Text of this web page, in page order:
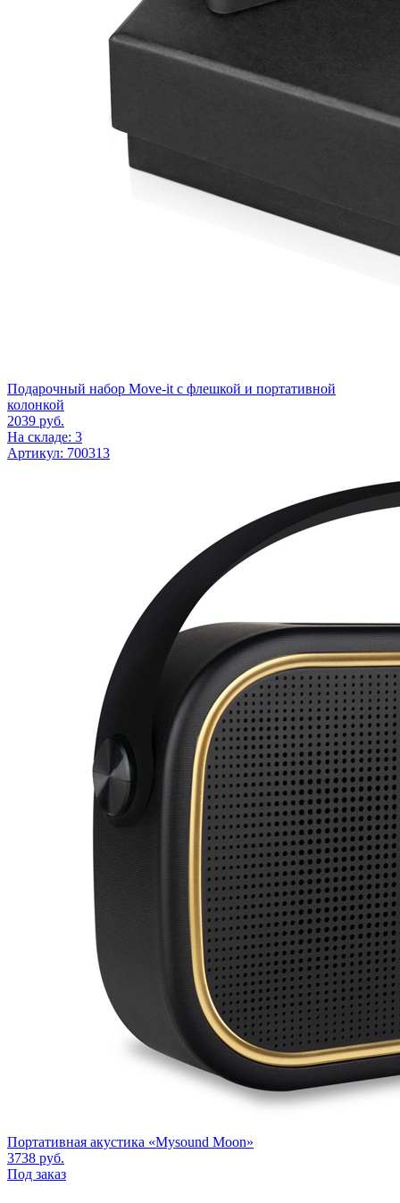
Подарочный набор Move-it с флешкой и портативной
колонкой
2039 руб.
На складе: 3
Артикул: 700313
Портативная акустика «Mysound Moon»
3738 руб.
Под заказ